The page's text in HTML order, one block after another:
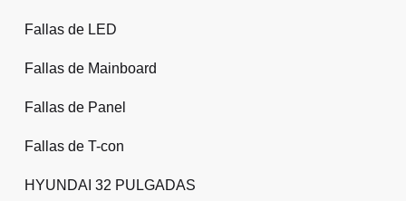
Fallas de LED
Fallas de Mainboard
Fallas de Panel
Fallas de T-con
HYUNDAI 32 PULGADAS